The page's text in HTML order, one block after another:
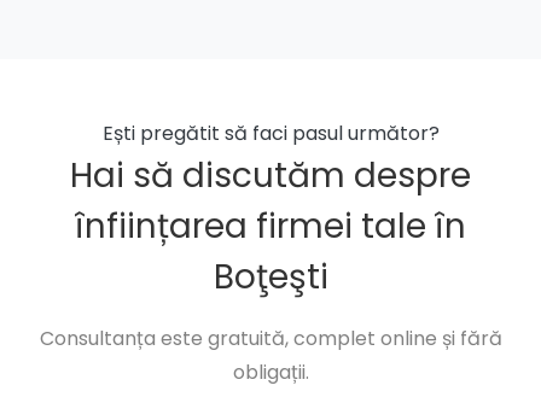
Ești pregătit să faci pasul următor?
Hai să discutăm despre
înființarea firmei tale în
Boţeşti
Consultanța este gratuită, complet online și fără
obligații.